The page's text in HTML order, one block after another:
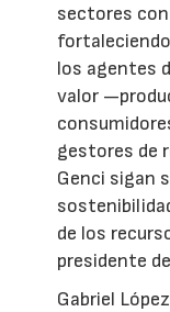
sectores
los agentes
valor
gestores de
Genci sigan
de los
presidente
Gabriel